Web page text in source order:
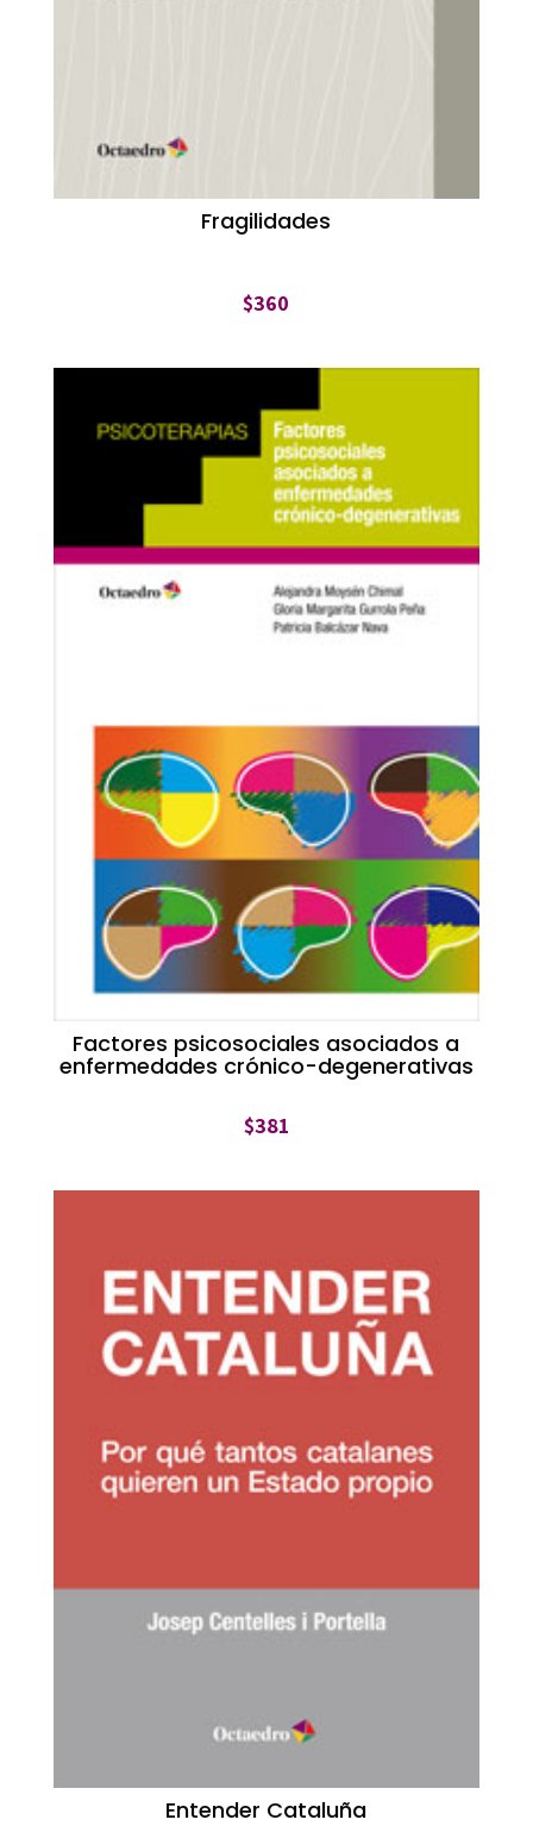
Fragilidades
$360
Factores psicosociales asociados a
enfermedades crónico-degenerativas
$381
Entender Cataluña